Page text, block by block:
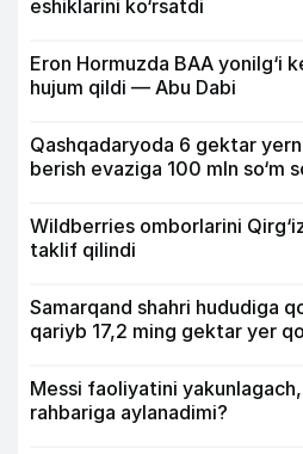
eshiklarini ko‘rsatdi
Eron Hormuzda BAA yonilg‘i
hujum qildi — Abu Dabi
Qashqadaryoda 6 gektar
berish evaziga 100 mln so‘m
Wildberries omborlarini
taklif qilindi
Samarqand shahri hududiga
qariyb 17,2 ming gektar yer
Messi faoliyatini
rahbariga aylanadimi?